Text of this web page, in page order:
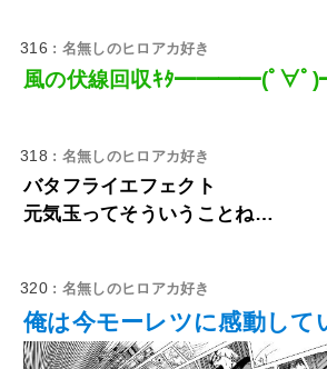
316 : 名無しのヒロアカ好き
風の伏線回収ｷﾀ━━━━(ﾟ∀
318 : 名無しのヒロアカ好き
バタフライエフェクト
元気玉ってそういうことね…
320 : 名無しのヒロアカ好き
俺は今モーレツに感動して